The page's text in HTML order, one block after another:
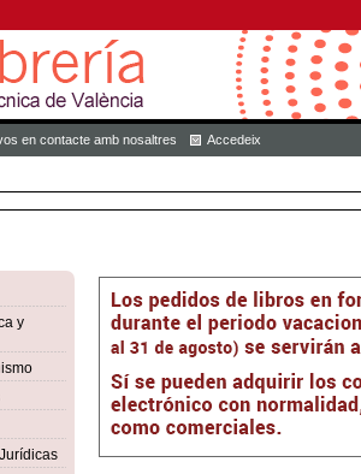
en contacte amb nosaltres Accedeix
y